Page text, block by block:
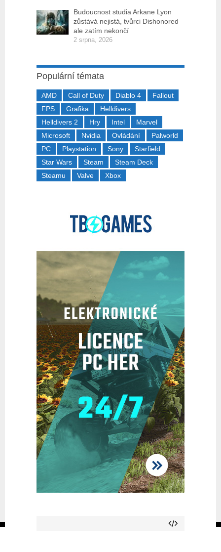
Budoucnost studia Arkane Lyon
zůstává nejistá, tvůrci Dishonored
ale zatím nekončí
2 srpna, 2026
Populární témata
AMD Call of Duty Diablo 4
Fallout
FPS
Grafika
Helldivers
Helldivers 2
Hry Intel
Marvel
Microsoft
Nvidia Ovládání
Palworld
PC
Playstation Sony
Starfield
Star Wars
Steam
Steam Deck
Steamu
Valve Xbox